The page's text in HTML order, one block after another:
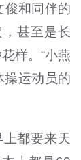
俊和同伴的
甚至是长
样。“小燕
操运动员的
都要来天